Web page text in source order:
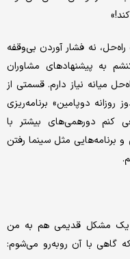
نه فشار آوردن بی‌وقفه
به پیشنهادهای مشاوران
میانه نیاز دارم. قسمتی از
دوپامین» برنامه‌ریزی
کنم دورهمی‌های بیشتر با
مثل سینما رفتن
یک مشکل قدیمی هم به من
گاهی با آن روبه‌رو می‌شوم: